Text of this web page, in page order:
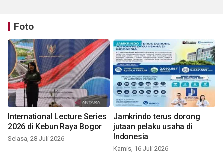
Foto
International Lecture Series
2026 di Kebun Raya Bogor
Selasa, 28 Juli 2026
Jamkrindo terus dorong
jutaan pelaku usaha di
Indonesia
Kamis, 16 Juli 2026